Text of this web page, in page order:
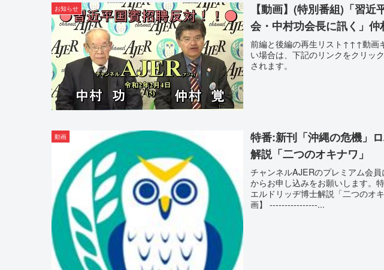
お知らせ
【動画】(特別番組)「習
会・中村功会長に訊く」
前編と後編の再生リスト↑↑↑動画
い場合は、下記のリンクをクリッ
されます。
動画
特番:新刊「沖縄の危機」
解説「二つのオキナワ」
チャンネルAJERのプレミアム会
からお申し込みをお願いします。
エルドリッヂ博士解説「二つのオ
画】 ----------------...